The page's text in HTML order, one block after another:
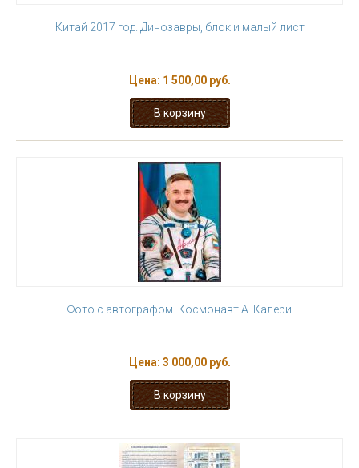
Китай 2017 год. Динозавры, блок и малый лист
Цена: 1 500,00 руб.
Фото с автографом. Космонавт А. Калери
Цена: 3 000,00 руб.